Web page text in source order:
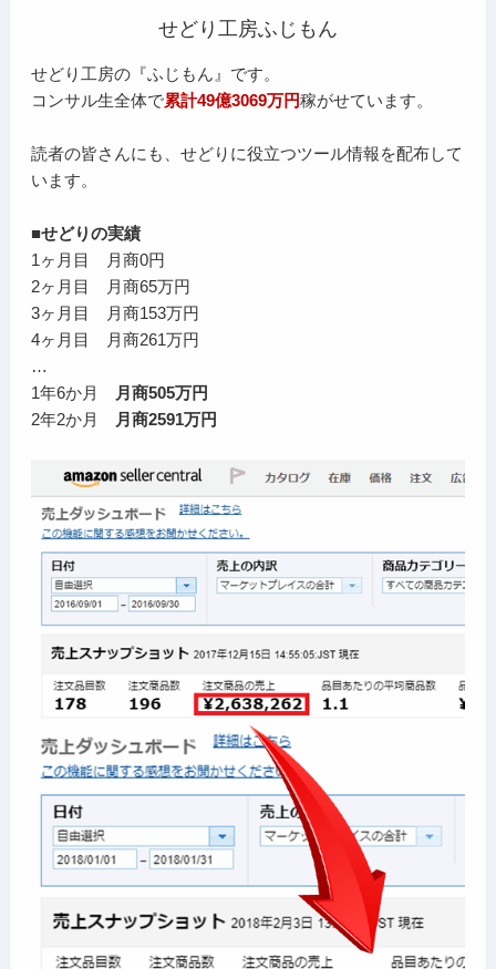
せどり工房ふじもん
せどり工房の『ふじもん』です。
コンサル生全体で累計49億3069万円稼がせています。
読者の皆さんにも、せどりに役立つツール情報を配布して
います。
■せどりの実績
1ヶ月目 月商0円
2ヶ月目 月商65万円
3ヶ月目 月商153万円
4ヶ月目 月商261万円
…
1年6か月
月商505万円
2年2か月
月商2591万円